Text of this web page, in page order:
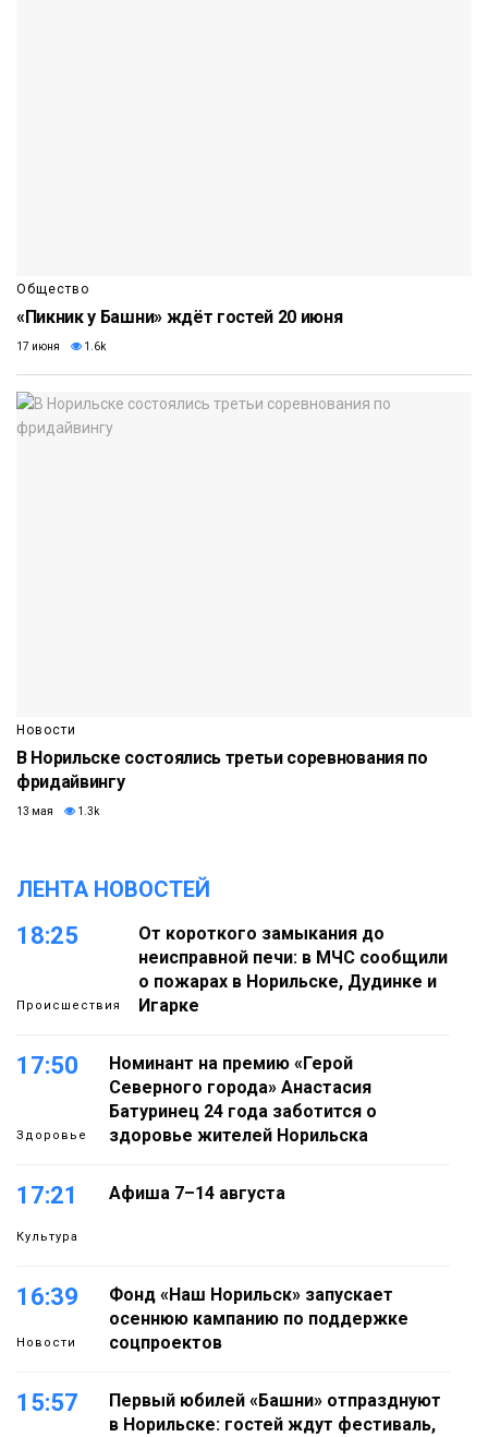
Общество
«Пикник у Башни» ждёт гостей 20 июня
17 июня 1.6k
Новости
В Норильске состоялись третьи соревнования по
фридайвингу
13 мая 1.3k
ЛЕНТА НОВОСТЕЙ
18:25
Происшествия
От короткого замыкания до
неисправной печи: в МЧС сообщили
о пожарах в Норильске, Дудинке и
Игарке
17:50
Здоровье
Номинант на премию «Герой
Северного города» Анастасия
Батуринец 24 года заботится о
здоровье жителей Норильска
17:21
Культура
Афиша 7–14 августа
16:39
Новости
Фонд «Наш Норильск» запускает
осеннюю кампанию по поддержке
соцпроектов
15:57
Первый юбилей «Башни» отпразднуют
в Норильске: гостей ждут фестиваль,